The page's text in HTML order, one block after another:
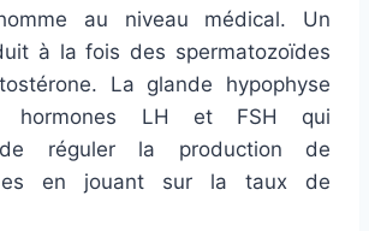
au niveau médical. Un
à la fois des spermatozoïdes
La glande hypophyse
hormones LH et FSH qui
de réguler la production de
en jouant sur la taux de